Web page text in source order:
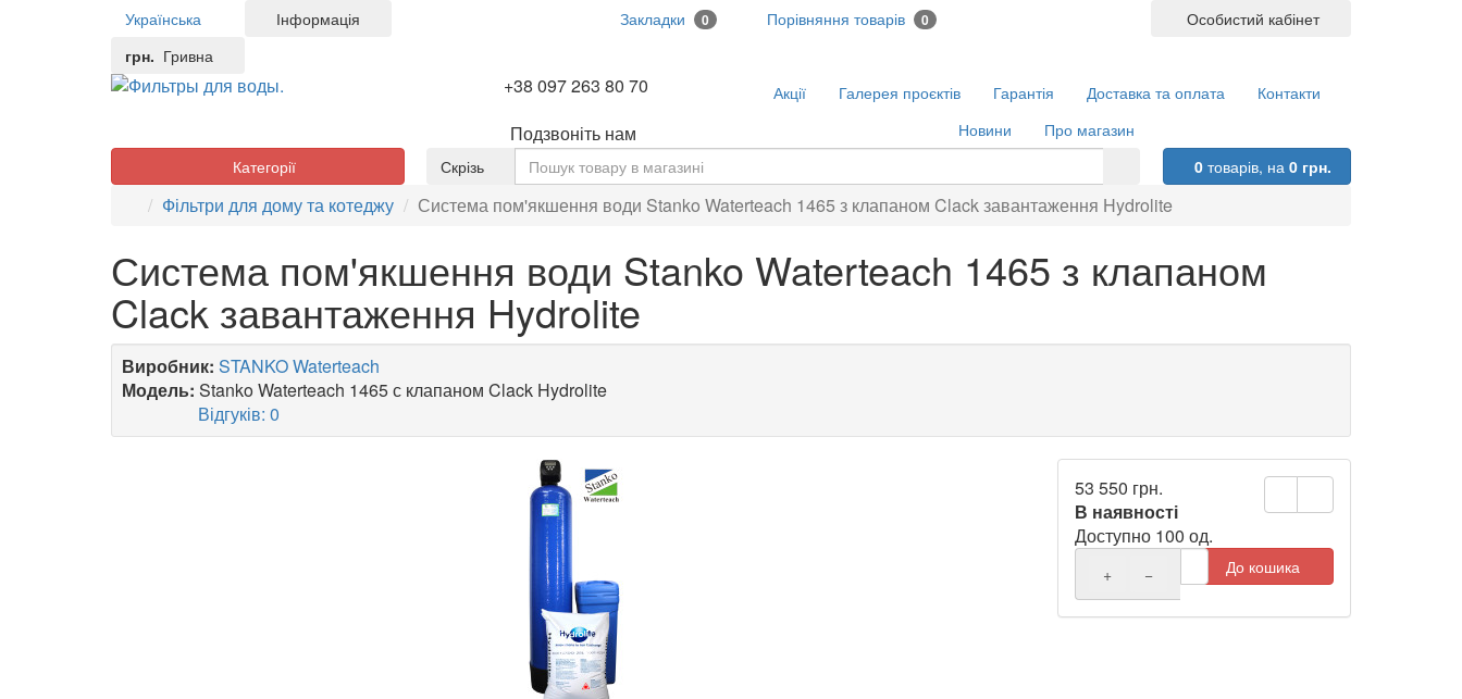
Українська
грн. Гривна
Особистий кабінет
Інформація Закладки 0 Порівняння товарів 0
+38 097 263 80 70
Подзвоніть нам
Акції Галерея проєктів Гарантія Доставка та оплата
Контакти
Новини
Про магазин
Скрізь
0 товарів, на0 грн.
Категорії
Фільтри для дому та котеджу Система пом'якшення води Stanko Waterteach 1465 з клапаном Clack завантаження Hydrolite
Система пом'якшення води Stanko Waterteach 1465 з клапаном
Clack завантаження Hydrolite
Виробник: STANKO Waterteach
Модель: Stanko Waterteach 1465 с клапаном Clack Hydrolite
Відгуків: 0
53 550 грн.
В наявності
Доступно 100 од.
+ − До кошика